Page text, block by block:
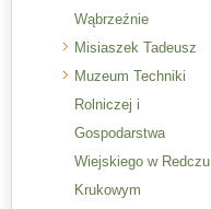
Wąbrzeźnie
Misiaszek Tadeusz
Muzeum Techniki
Rolniczej i
Gospodarstwa
Wiejskiego w Redczu
Krukowym